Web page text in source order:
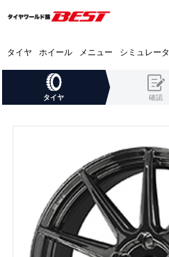
タイヤ ホイール メニュー シミュレータ
タイヤ 確認